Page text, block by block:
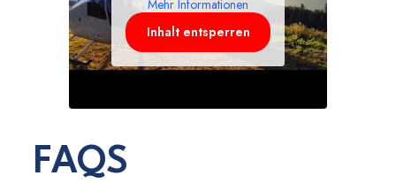
Mehr Informationen
Inhalt entsperren
FAQS